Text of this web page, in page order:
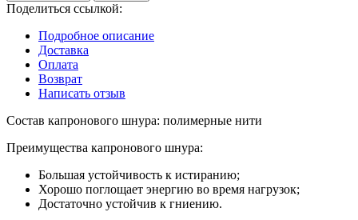
Поделиться ссылкой:
Подробное описание
Доставка
Оплата
Возврат
Написать отзыв
Состав капронового шнура: полимерные нити
Преимущества капронового шнура:
Большая устойчивость к истиранию;
Хорошо поглощает энергию во время нагрузок;
Достаточно устойчив к гниению.